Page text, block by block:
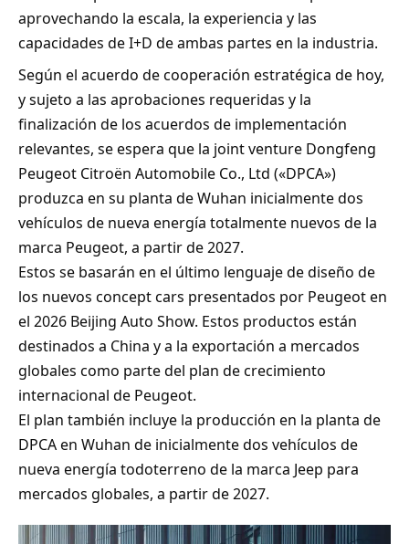
aprovechando la escala, la experiencia y las
capacidades de I+D de ambas partes en la industria.
Según el acuerdo de cooperación estratégica de hoy,
y sujeto a las aprobaciones requeridas y la
finalización de los acuerdos de implementación
relevantes, se espera que la joint venture Dongfeng
Peugeot Citroën Automobile Co., Ltd («DPCA»)
produzca en su planta de Wuhan inicialmente dos
vehículos de nueva energía totalmente nuevos de la
marca Peugeot, a partir de 2027.
Estos se basarán en el último lenguaje de diseño de
los nuevos concept cars presentados por Peugeot en
el 2026 Beijing Auto Show. Estos productos están
destinados a China y a la exportación a mercados
globales como parte del plan de crecimiento
internacional de Peugeot.
El plan también incluye la producción en la planta de
DPCA en Wuhan de inicialmente dos vehículos de
nueva energía todoterreno de la marca Jeep para
mercados globales, a partir de 2027.